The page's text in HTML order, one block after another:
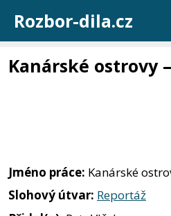
obsah
Rozbor-dila.cz
Kanárské ostrovy
Jméno práce: Kanárské
Slohový útvar: Reportáž